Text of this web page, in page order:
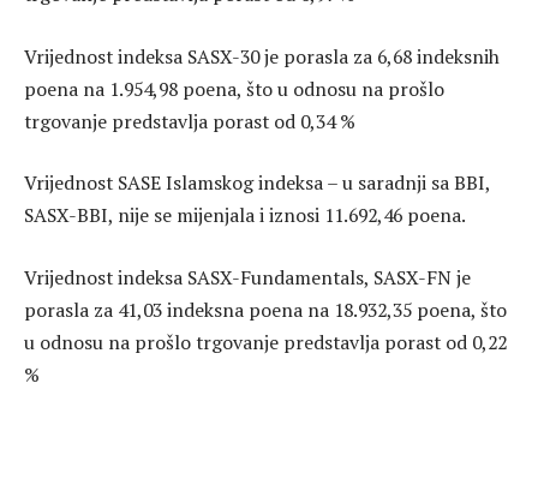
Vrijednost indeksa SASX-30 je porasla za 6,68 indeksnih
poena na 1.954,98 poena, što u odnosu na prošlo
trgovanje predstavlja porast od 0,34 %
Vrijednost SASE Islamskog indeksa – u saradnji sa BBI,
SASX-BBI, nije se mijenjala i iznosi 11.692,46 poena.
Vrijednost indeksa SASX-Fundamentals, SASX-FN je
porasla za 41,03 indeksna poena na 18.932,35 poena, što
u odnosu na prošlo trgovanje predstavlja porast od 0,22
%